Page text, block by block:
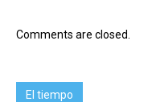
Comments are closed.
El tiempo